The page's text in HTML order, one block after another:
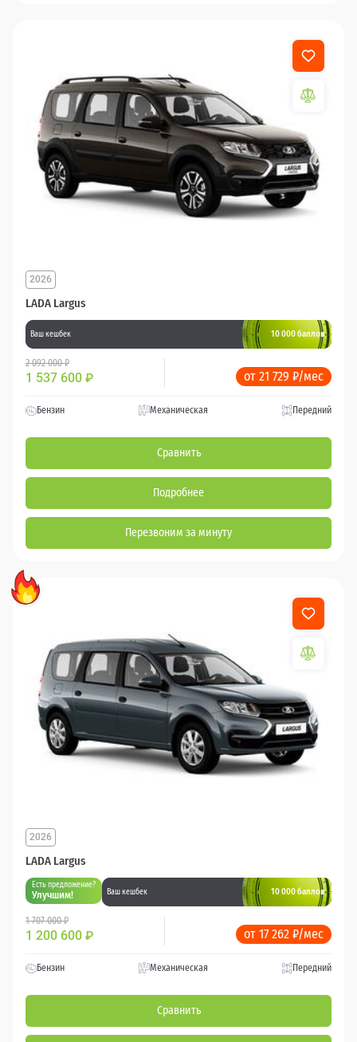
LADA Largus
2026
Ваш кешбек 10 000 баллов
2 092 000 ₽
1 537 600 ₽ от 21 729 ₽/мес
Бензин Механическая Передний
Сравнить
Подробнее
Перезвоним за минуту
LADA Largus
2026
Есть предложение?
Улучшим! Ваш кешбек 10 000 баллов
1 707 000 ₽
1 200 600 ₽ от 17 262 ₽/мес
Бензин Механическая Передний
Сравнить